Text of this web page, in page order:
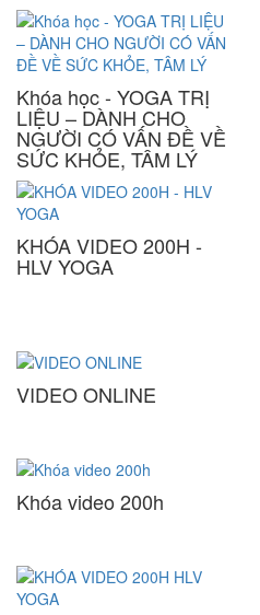
Khóa học - YOGA TRỊ
LIỆU – DÀNH CHO
NGƯỜI CÓ VẤN ĐỀ VỀ
SỨC KHỎE, TÂM LÝ
KHÓA VIDEO 200H -
HLV YOGA
VIDEO ONLINE
Khóa video 200h